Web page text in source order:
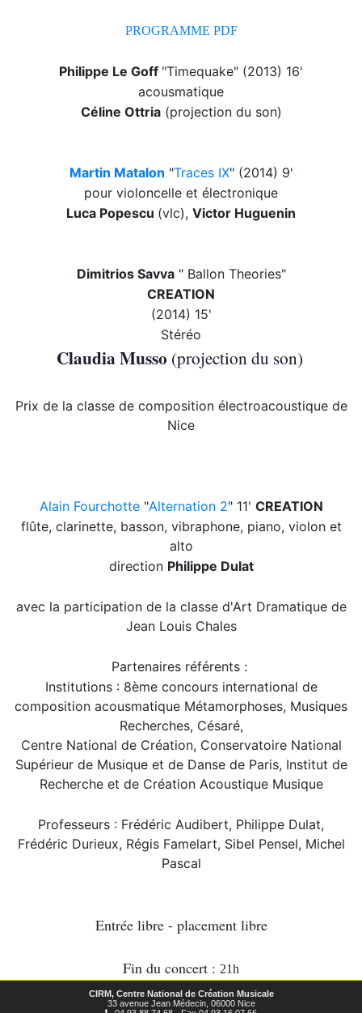
PROGRAMME PDF
Philippe Le Goff "Timequake" (2013) 16'
acousmatique
Céline Ottria(projection du son)
Martin Matalon "Traces IX" (2014) 9'
pour violoncelle et électronique
Luca Popescu (vlc), Victor Huguenin
Dimitrios Savva" Ballon Theories"
CREATION
(2014) 15'
Stéréo
Claudia Musso (projection du son)
Prix de la classe de composition électroacoustique de
Nice
Alain Fourchotte"Alternation 2" 11' CREATION
flûte, clarinette, basson, vibraphone, piano, violon et
alto
direction Philippe Dulat
avec la participation de la classe d'Art Dramatique de
Jean Louis Chales
Partenaires référents :
Institutions : 8ème concours international de
composition acousmatique Métamorphoses, Musiques
Recherches, Césaré,
Centre National de Création, Conservatoire National
Supérieur de Musique et de Danse de Paris, Institut de
Recherche et de Création Acoustique Musique
Professeurs : Frédéric Audibert, Philippe Dulat,
Frédéric Durieux, Régis Famelart, Sibel Pensel, Michel
Pascal
Entrée libre - placement libre
Fin du concert : 21h
CIRM, Centre National de Création Musicale
33 avenue Jean Médecin, 06000 Nice